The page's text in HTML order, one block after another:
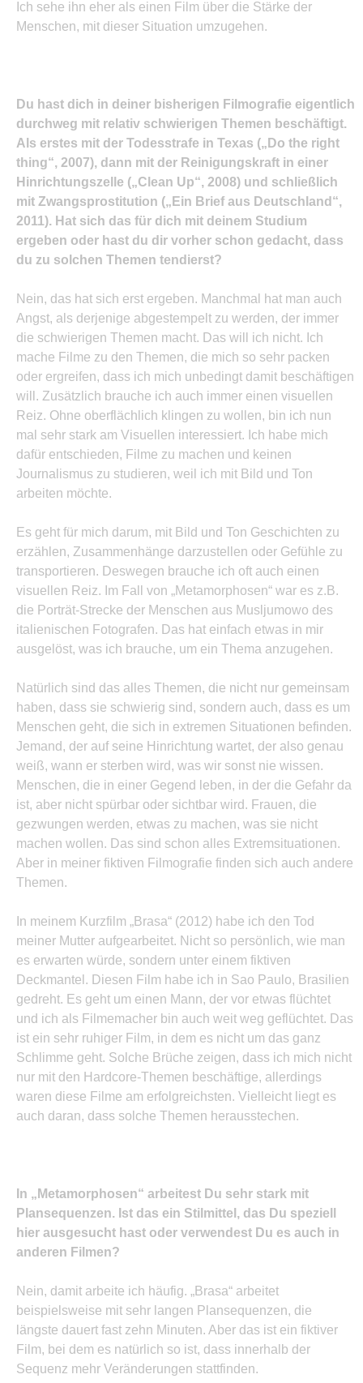
Ich sehe ihn eher als einen Film über die Stärke der
Menschen, mit dieser Situation umzugehen.
Du hast dich in deiner bisherigen Filmografie eigentlich
durchweg mit relativ schwierigen Themen beschäftigt.
Als erstes mit der Todesstrafe in Texas („Do the right
thing“, 2007), dann mit der Reinigungskraft in einer
Hinrichtungszelle („Clean Up“, 2008) und schließlich
mit Zwangsprostitution („Ein Brief aus Deutschland“,
2011). Hat sich das für dich mit deinem Studium
ergeben oder hast du dir vorher schon gedacht, dass
du zu solchen Themen tendierst?
Nein, das hat sich erst ergeben. Manchmal hat man auch
Angst, als derjenige abgestempelt zu werden, der immer
die schwierigen Themen macht. Das will ich nicht. Ich
mache Filme zu den Themen, die mich so sehr packen
oder ergreifen, dass ich mich unbedingt damit beschäftigen
will. Zusätzlich brauche ich auch immer einen visuellen
Reiz. Ohne oberflächlich klingen zu wollen, bin ich nun
mal sehr stark am Visuellen interessiert. Ich habe mich
dafür entschieden, Filme zu machen und keinen
Journalismus zu studieren, weil ich mit Bild und Ton
arbeiten möchte.
Es geht für mich darum, mit Bild und Ton Geschichten zu
erzählen, Zusammenhänge darzustellen oder Gefühle zu
transportieren. Deswegen brauche ich oft auch einen
visuellen Reiz. Im Fall von „Metamorphosen“ war es z.B.
die Porträt-Strecke der Menschen aus Musljumowo des
italienischen Fotografen. Das hat einfach etwas in mir
ausgelöst, was ich brauche, um ein Thema anzugehen.
Natürlich sind das alles Themen, die nicht nur gemeinsam
haben, dass sie schwierig sind, sondern auch, dass es um
Menschen geht, die sich in extremen Situationen befinden.
Jemand, der auf seine Hinrichtung wartet, der also genau
weiß, wann er sterben wird, was wir sonst nie wissen.
Menschen, die in einer Gegend leben, in der die Gefahr da
ist, aber nicht spürbar oder sichtbar wird. Frauen, die
gezwungen werden, etwas zu machen, was sie nicht
machen wollen. Das sind schon alles Extremsituationen.
Aber in meiner fiktiven Filmografie finden sich auch andere
Themen.
In meinem Kurzfilm „Brasa“ (2012) habe ich den Tod
meiner Mutter aufgearbeitet. Nicht so persönlich, wie man
es erwarten würde, sondern unter einem fiktiven
Deckmantel. Diesen Film habe ich in Sao Paulo, Brasilien
gedreht. Es geht um einen Mann, der vor etwas flüchtet
und ich als Filmemacher bin auch weit weg geflüchtet. Das
ist ein sehr ruhiger Film, in dem es nicht um das ganz
Schlimme geht. Solche Brüche zeigen, dass ich mich nicht
nur mit den Hardcore-Themen beschäftige, allerdings
waren diese Filme am erfolgreichsten. Vielleicht liegt es
auch daran, dass solche Themen herausstechen.
In „Metamorphosen“ arbeitest Du sehr stark mit
Plansequenzen. Ist das ein Stilmittel, das Du speziell
hier ausgesucht hast oder verwendest Du es auch in
anderen Filmen?
Nein, damit arbeite ich häufig. „Brasa“ arbeitet
beispielsweise mit sehr langen Plansequenzen, die
längste dauert fast zehn Minuten. Aber das ist ein fiktiver
Film, bei dem es natürlich so ist, dass innerhalb der
Sequenz mehr Veränderungen stattfinden.